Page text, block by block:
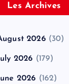
Les Archives
2026(30)
2026 (179)
2026 (162)